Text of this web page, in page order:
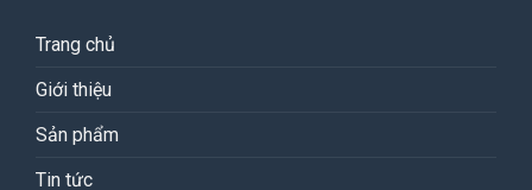
Trang chủ
Giới thiệu
Sản phẩm
Tin tức